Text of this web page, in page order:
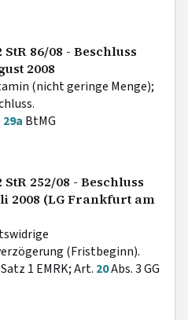
StR 86/08 - Beschluss
2008
(nicht geringe Menge);
29a BtMG
StR 252/08 - Beschluss
2008 (LG Frankfurt am
(Fristbeginn).
1 EMRK; Art. 20Abs. 3 GG